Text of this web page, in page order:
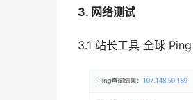
3. 网络测试
3.1 站长工具 全球